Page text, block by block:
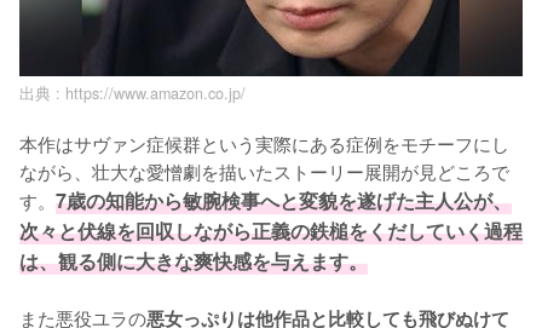
出典 : https://www.amazon.co.jp/
本作はサヴァン症候群という実際にある症例をモチーフにし
ながら、壮大な愛憎劇を描いたストーリー展開が見どころで
す。 7歳の知能から敏腕検事へと変貌を遂げた主人公が、
次々と伏線を回収しながら正義の鉄槌をくだしていく過程
は、観る側に大きな爽快感を与えます。
また悪役ユラの悪女っぷりは他作品と比較しても飛びぬけて